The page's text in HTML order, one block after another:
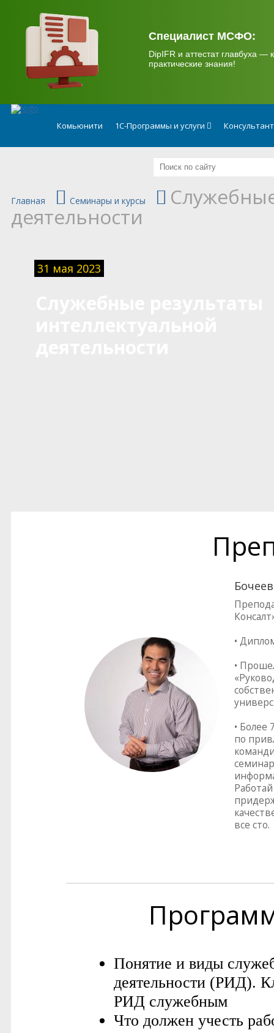
Специалист МСФО:
DipIFR и аттестат главбуха —
практические знания!
Комьюнити 1С-Программы и услуги
Главная Семинары и курсы
деятельности
31 мая 2023
•
•
•
по
все сто.